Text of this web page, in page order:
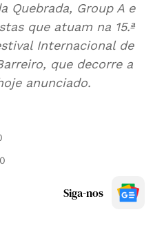
Quebrada, Group A e
que atuam na 15.ª
Internacional de
que decorre a
anunciado.
Siga-nos